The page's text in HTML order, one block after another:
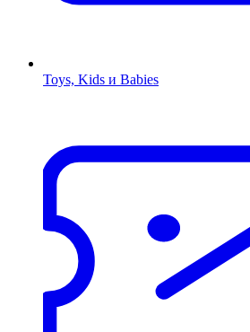
Toys, Kids и Babies